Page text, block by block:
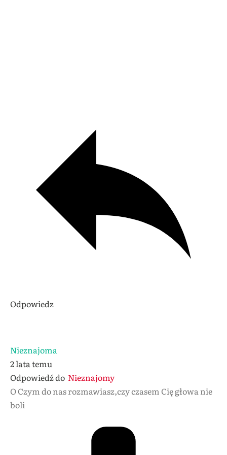
Odpowiedz
Nieznajoma
2 lata temu
Odpowiedź do Nieznajomy
O Czym do nas rozmawiasz,czy czasem Cię głowa nie
boli